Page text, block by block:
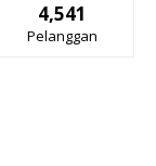
4,541
Pelanggan